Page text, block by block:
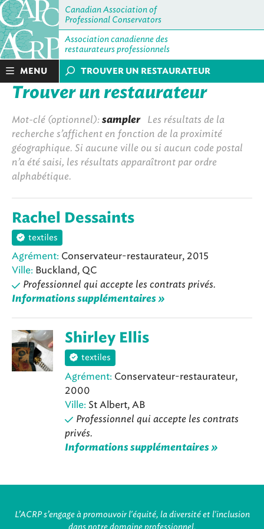
Canadian Association of
Professional Conservators
Association canadienne des
restaurateurs professionnels
MENU TROUVER UN RESTAURATEUR
Trouver un restaurateur
Mot-clé (optionnel): samplerLes résultats de la
recherche s’affichent en fonction de la proximité
géographique. Si aucune ville ou si aucun code postal
n’a été saisi, les résultats apparaîtront par ordre
alphabétique.
Rachel Dessaints
textiles
Agrément: Conservateur-restaurateur, 2015
Ville: Buckland, QC
Professionnel qui accepte les contrats privés.
Informations supplémentaires »
Shirley Ellis
textiles
Agrément: Conservateur-restaurateur,
2000
Ville: St Albert, AB
Professionnel qui accepte les contrats
privés.
Informations supplémentaires »
L’ACRP s’engage à promouvoir l'équité, la diversité et l'inclusion
dans notre domaine professionnel.